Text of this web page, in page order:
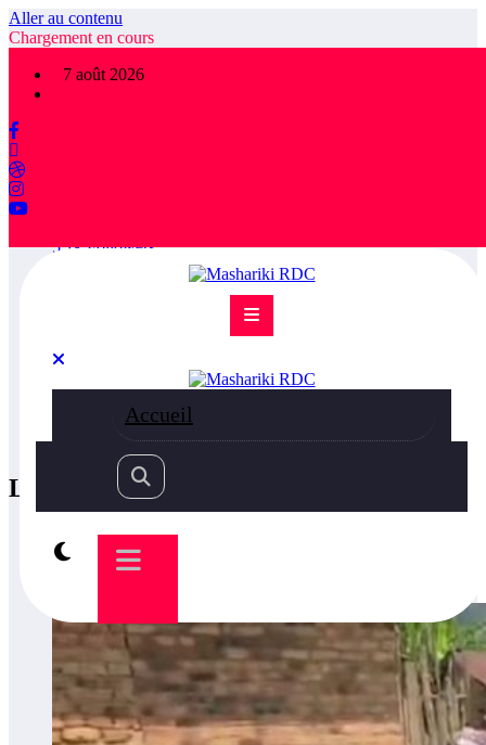
Aller au contenu
Chargement en cours
7 août 2026
Accueil
FOLLOW US
5.1k Followers
75k
Followers
LATEST POSTS
6 août 2026
Luc Lusumba reçoit une réponse du sénateur Rick Scott sur la